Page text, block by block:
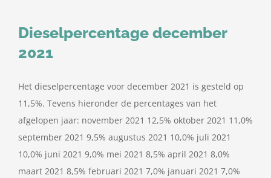
Dieselpercentage december
2021
Het dieselpercentage voor december 2021 is gesteld op
11,5%. Tevens hieronder de percentages van het
afgelopen jaar: november 2021 12,5% oktober 2021 11,0%
september 2021 9,5% augustus 2021 10,0% juli 2021
10,0% juni 2021 9,0% mei 2021 8,5% april 2021 8,0%
maart 2021 8,5% februari 2021 7,0% januari 2021 7,0%